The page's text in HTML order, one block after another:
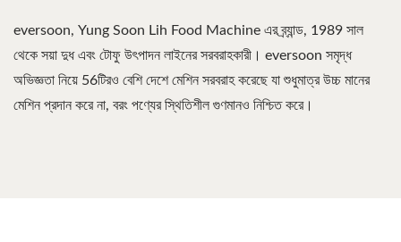
eversoon, Yung Soon Lih Food Machine এর ব্র্যান্ড, 1989 সাল
থেকে সয়া দুধ এবং টোফু উৎপাদন লাইনের সরবরাহকারী। eversoon সমৃদ্ধ
অভিজ্ঞতা নিয়ে 56টিরও বেশি দেশে মেশিন সরবরাহ করেছে যা শুধুমাত্র উচ্চ মানের
মেশিন প্রদান করে না, বরং পণ্যের স্থিতিশীল গুণমানও নিশ্চিত করে।